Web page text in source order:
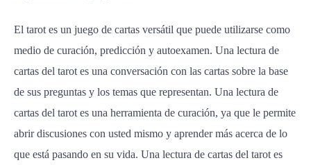
El tarot es un juego de cartas versátil que puede utilizarse como
medio de curación, predicción y autoexamen. Una lectura de
cartas del tarot es una conversación con las cartas sobre la base
de sus preguntas y los temas que representan. Una lectura de
cartas del tarot es una herramienta de curación, ya que le permite
abrir discusiones con usted mismo y aprender más acerca de lo
que está pasando en su vida. Una lectura de cartas del tarot es